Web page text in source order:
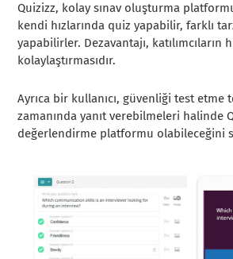
Quizizz, kolay sınav oluşturma
kendi hızlarında quiz yapabilir, farklı
yapabilirler. Dezavantajı, katılımcıların
kolaylaştırmasıdır.
Ayrıca bir kullanıcı, güvenliği test
zamanında yanıt verebilmeleri halinde
değerlendirme platformu olabileceğini